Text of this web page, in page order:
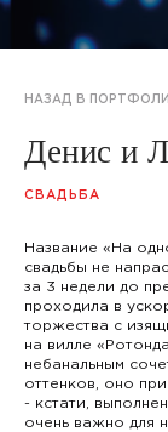
НАЗАД В
Денис и
СВАДЬБА
Название «На
свадьбы не
за 3 недели до
проходила в
торжества с
на вилле
небанальным
оттенков, оно
- кстати,
очень важно для